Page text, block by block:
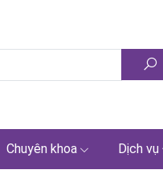
Chuyên khoa Dịch vụ